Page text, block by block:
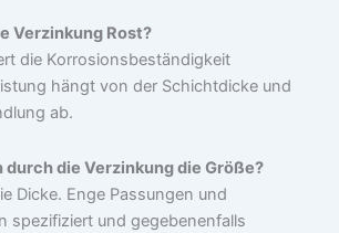
Verzinkung Rost?
die Korrosionsbeständigkeit
hängt von der Schichtdicke und
ab.
die Verzinkung die Größe?
Dicke. Enge Passungen und
spezifiziert und gegebenenfalls